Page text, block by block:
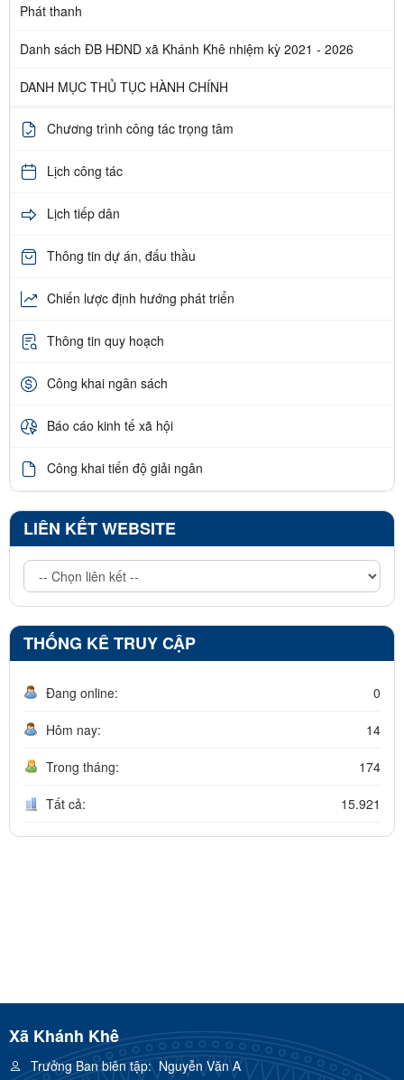
Phát thanh
Danh sách ĐB HĐND xã Khánh Khê nhiệm kỳ 2021 - 2026
DANH MỤC THỦ TỤC HÀNH CHÍNH
Chương trình công tác trọng tâm
Lịch công tác
Lịch tiếp dân
Thông tin dự án, đấu thầu
Chiến lược định hướng phát triển
Thông tin quy hoạch
Công khai ngân sách
Báo cáo kinh tế xã hội
Công khai tiến độ giải ngân
LIÊN KẾT WEBSITE
THỐNG KÊ TRUY CẬP
Đang online: 0
Hôm nay: 14
Trong tháng: 174
Tất cả: 15.921
Xã Khánh Khê
Trưởng Ban biên tập:Nguyễn Văn A